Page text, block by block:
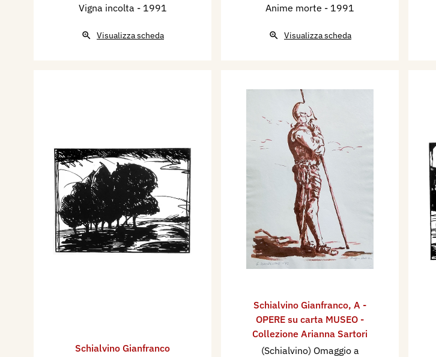
Vigna incolta - 1991
Visualizza scheda
Anime morte - 1991
Visualizza scheda
Schialvino ​Gianfranco
Schialvino ​Gianfranco, A -
OPERE su carta MUSEO -
Collezione Arianna Sartori
(Schialvino) Omaggio a